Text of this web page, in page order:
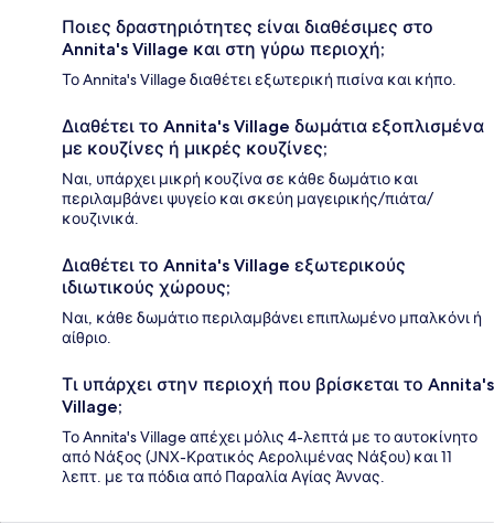
Ποιες δραστηριότητες είναι διαθέσιμες στο
Annita's Village και στη γύρω περιοχή;
Το Annita's Village διαθέτει εξωτερική πισίνα και κήπο.
Διαθέτει το Annita's Village δωμάτια εξοπλισμένα
με κουζίνες ή μικρές κουζίνες;
Ναι, υπάρχει μικρή κουζίνα σε κάθε δωμάτιο και
περιλαμβάνει ψυγείο και σκεύη μαγειρικής/πιάτα/
κουζινικά.
Διαθέτει το Annita's Village εξωτερικούς
ιδιωτικούς χώρους;
Ναι, κάθε δωμάτιο περιλαμβάνει επιπλωμένο μπαλκόνι ή
αίθριο.
Τι υπάρχει στην περιοχή που βρίσκεται το Annita's
Village;
Το Annita's Village απέχει μόλις 4-λεπτά με το αυτοκίνητο
από Νάξος (JNX-Κρατικός Αερολιμένας Νάξου) και 11
λεπτ. με τα πόδια από Παραλία Αγίας Άννας.